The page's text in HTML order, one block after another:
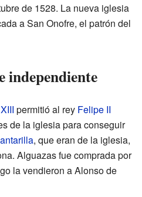
de 1528. La nueva iglesia
a San Onofre, el patrón del
independiente
permitió al rey Felipe II
de la iglesia para conseguir
, que eran de la iglesia,
Alguazas fue comprada por
la vendieron a Alonso de